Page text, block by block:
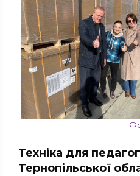
Техніка для
Тернопільської